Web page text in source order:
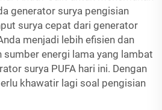
generator surya pengisian
surya cepat dari generator
menjadi lebih efisien dan
sumber energi lama yang lambat
surya PUFA hari ini. Dengan
khawatir lagi soal pengisian